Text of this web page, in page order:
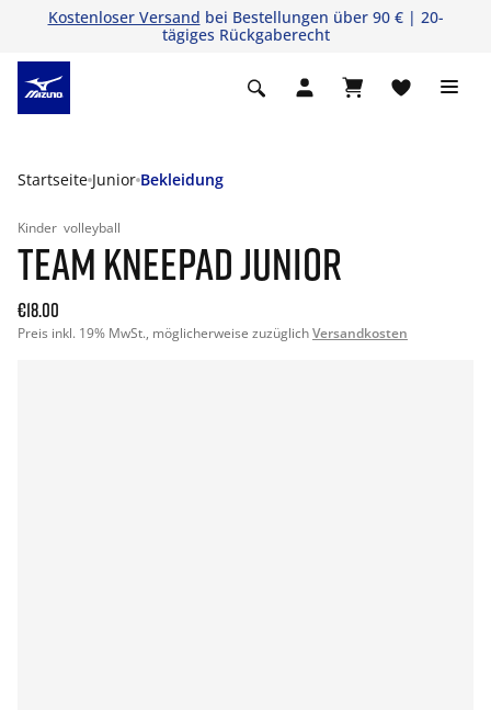
Kostenloser Versand bei Bestellungen über 90 € | 20-
tägiges Rückgaberecht
Startseite Junior Bekleidung
Kinder volleyball
TEAM KNEEPAD JUNIOR
€18.00
Preis inkl. 19% MwSt., möglicherweise zuzüglichVersandkosten